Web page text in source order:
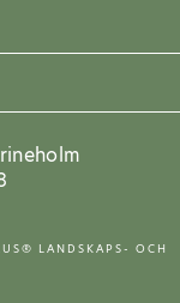
LANDSKAPS- OCH